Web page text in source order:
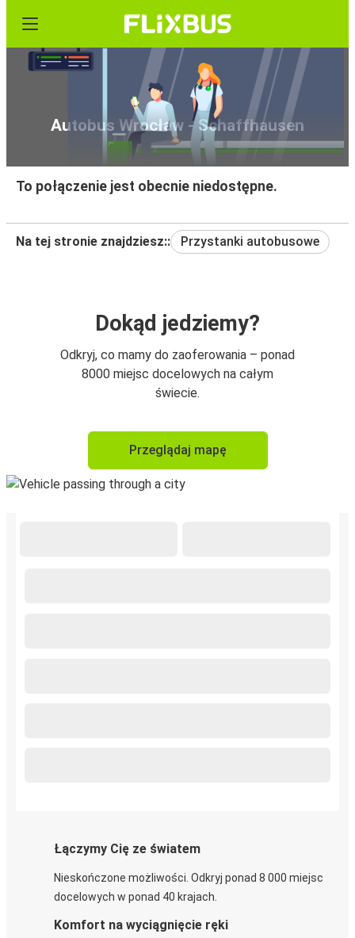
Autobus Wrocław - Schaffhausen
To połączenie jest obecnie niedostępne.
Na tej stronie znajdziesz:: Przystanki autobusowe
Dokąd jedziemy?
Odkryj, co mamy do zaoferowania – ponad
8000 miejsc docelowych na całym
świecie.
Przeglądaj mapę
Łączymy Cię ze światem
Nieskończone możliwości. Odkryj ponad 8 000 miejsc
docelowych w ponad 40 krajach.
Komfort na wyciągnięcie ręki